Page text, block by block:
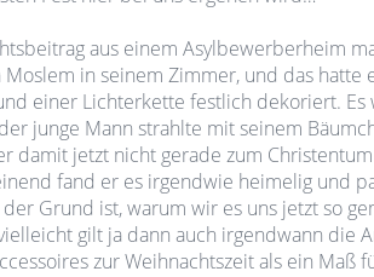
aus einem Asylbewerberheim
in seinem Zimmer, und das hatte
einer Lichterkette festlich dekoriert. Es
junge Mann strahlte mit seinem
damit jetzt nicht gerade zum Christentum
fand er es irgendwie heimelig und
der Grund ist, warum wir es uns jetzt so
gilt ja dann auch irgendwann die
zur Weihnachtszeit als ein Maß